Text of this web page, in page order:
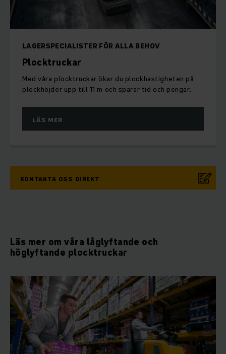
LAGERSPECIALISTER FÖR ALLA BEHOV
Plocktruckar
Med våra plocktruckar ökar du plockhastigheten på
plockhöjder upp till 11 m och sparar tid och pengar.
LÄS MER
KONTAKTA OSS DIREKT
Läs mer om våra låglyftande och
höglyftande plocktruckar